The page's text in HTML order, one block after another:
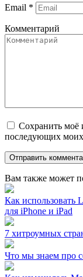
Email *
Комментарий
Сохранить моё
последующих
Вам также может
Как
для iPhone и iPad
7 хитроумных
Что мы знаем про